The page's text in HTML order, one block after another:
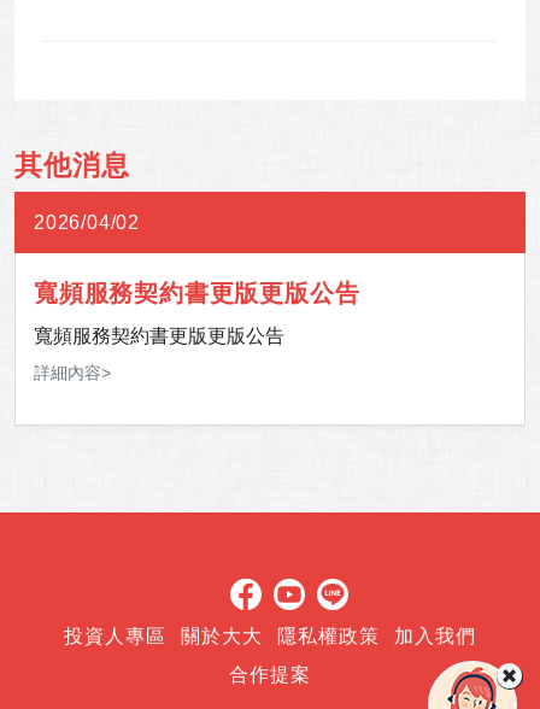
其他消息
2026/04/02
寬頻服務契約書更版更版公告
寬頻服務契約書更版更版公告
詳細內容>
投資人專區 關於大大 隱私權政策
加入我們
合作提案